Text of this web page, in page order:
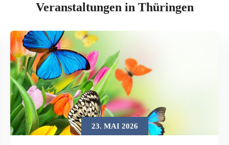
Veranstaltungen in Thüringen
23. MAI 2026